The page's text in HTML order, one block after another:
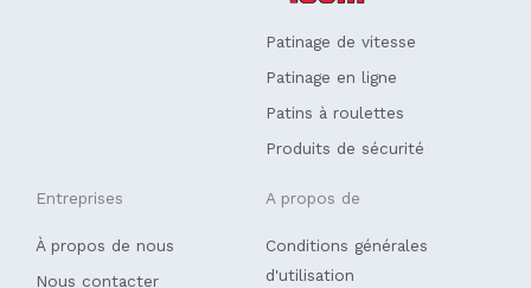
Patinage de vitesse
Patinage en ligne
Patins à roulettes
Produits de sécurité
Entreprises
À propos de nous
Nous contacter
A propos de
Conditions générales
d'utilisation